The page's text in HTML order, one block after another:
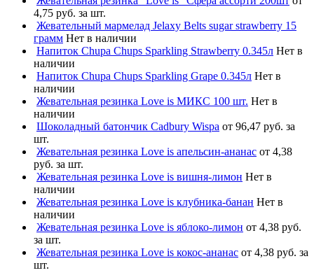
4,75 руб. за шт.
Жевательный мармелад Jelaxy Belts sugar strawberry 15
грамм Нет в наличии
Напиток Chupa Chups Sparkling Strawberry 0.345л Нет в
наличии
Напиток Chupa Chups Sparkling Grape 0.345л Нет в
наличии
Жевательная резинка Love is МИКС 100 шт. Нет в
наличии
Шоколадный батончик Cadbury Wispa от 96,47 руб. за
шт.
Жевательная резинка Love is апельсин-ананас от 4,38
руб. за шт.
Жевательная резинка Love is вишня-лимон Нет в
наличии
Жевательная резинка Love is клубника-банан Нет в
наличии
Жевательная резинка Love is яблоко-лимон от 4,38 руб.
за шт.
Жевательная резинка Love is кокос-ананас от 4,38 руб. за
шт.